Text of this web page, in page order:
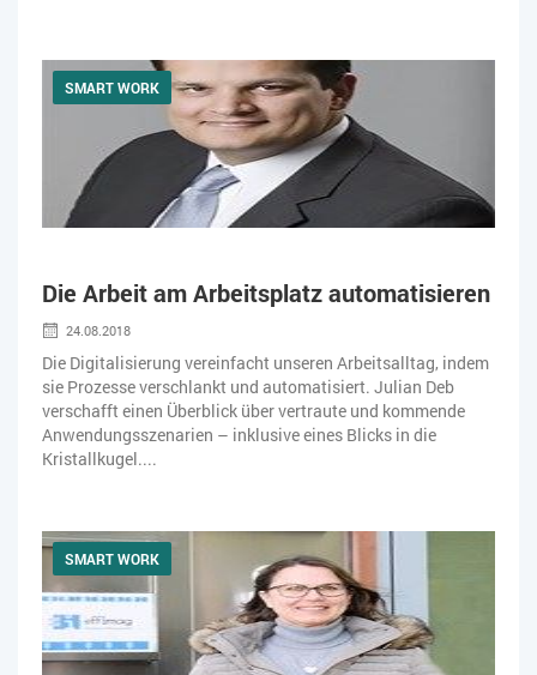
SOCIAL-MEDIA SOFTWARE-AS-A-SERVICE
SOFTWAREENTWICKLUNG SWONET
TRANSPORTLOGISTIK / LAGER TRENDKOMPASS 2025
WEBDESIGN WEB-SHOP ZEITWIRTSCHAFT
SMART WORK
Die Arbeit am Arbeitsplatz automatisieren
24.08.2018
Die Digitalisierung vereinfacht unseren Arbeitsalltag, indem
sie Prozesse verschlankt und automatisiert. Julian Deb
verschafft einen Überblick über vertraute und kommende
Anwendungsszenarien – inklusive eines Blicks in die
Kristallkugel....
SMART WORK